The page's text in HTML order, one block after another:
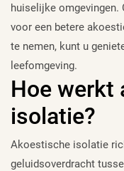
huiselijke
voor een betere
te nemen, kunt u
leefomgeving.
Hoe werkt
isolatie?
Akoestische isolatie
geluidsoverdracht